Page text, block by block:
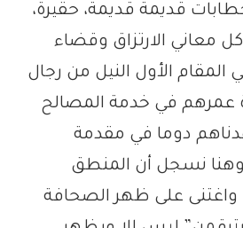
قديمة قديمة، حقيرة،
معاني الارتزاق وقضاء
المقام الأول النيل من رجال
عمرهم في خدمة المصالح
دوما في مقدمة
وهنا نسجل أن المنطق
واغتنى على ظهر الصحافة